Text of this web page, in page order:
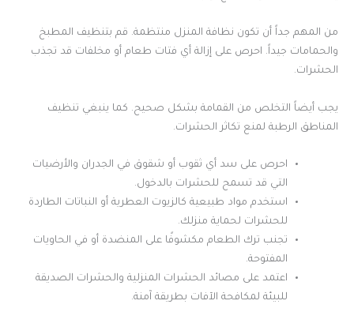
من المهم جداً أن تكون نظافة المنزل منتظمة. قم بتنظيف المطبخ
والحمامات جيداً. احرص على إزالة أي فتات طعام أو مخلفات قد تجذب
الحشرات.
يجب أيضاً التخلص من القمامة بشكل صحيح. كما ينبغي تنظيف
المناطق الرطبة لمنع تكاثر الحشرات.
احرص على سد أي ثقوب أو شقوق في الجدران والأرضيات
التي قد تسمح للحشرات بالدخول.
استخدم مواد طبيعية كالزيوت العطرية أو النباتات الطاردة
للحشرات لحماية منزلك.
تجنب ترك الطعام مكشوفًا على المنضدة أو في الحاويات
المفتوحة.
اعتمد على مصائد الحشرات المنزلية والحشرات الصديقة
للبيئة لمكافحة الآفات بطريقة آمنة.